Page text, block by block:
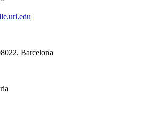
Barcelona